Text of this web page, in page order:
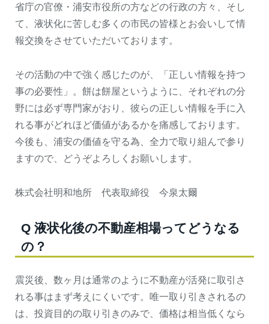
省庁の官僚・浦安市役所の方などの行政の方々、そし
て、液状化に苦しむ多くの市民の皆様とお会いして情
報交換をさせていただいております。
その活動の中で強く感じたのが、「正しい情報を持つ
事の必要性」。餅は餅屋というように、それぞれの分
野には必ず専門家がおり、彼らの正しい情報を手に入
れる事がどれほど価値があるかを痛感しております。
今後も、浦安の価値を守る為、全力で取り組んで参り
ますので、どうぞよろしくお願いします。
株式会社明和地所 代表取締役 今泉太爾
Q 液状化後の不動産相場ってどうなる
の？
震災後、数ヶ月は通常のように不動産が活発に取引さ
れる事はまず考えにくいです。唯一取り引きされるの
は、投資目的の取り引きのみで、価格は相当低くなら